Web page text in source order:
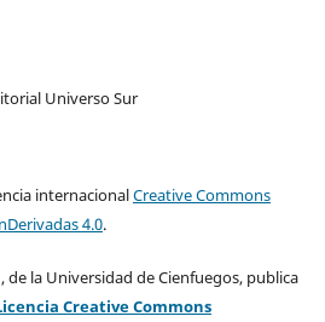
Universo Sur
internacionalCreative Commons
4.0.
la Universidad de Cienfuegos, publica
Creative Commons